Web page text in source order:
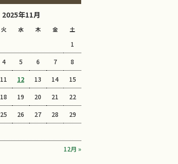
2025年11月
火 水 木 金 土
12月 »
1
4 5 6 7 8
11 12 13 14 15
18 19 20 21 22
25 26 27 28 29